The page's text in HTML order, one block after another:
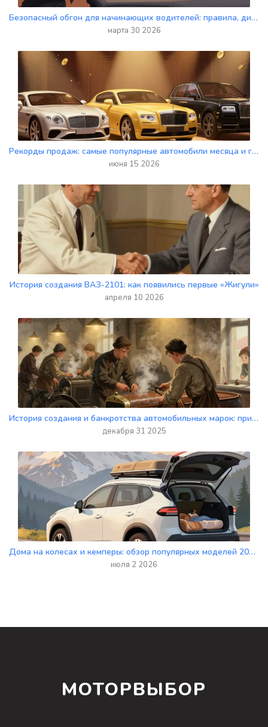
Безопасный обгон для начинающих водителей: правила, дистанция и тайминг
марта 30 2026
Рекорды продаж: самые популярные автомобили месяца и года в России
июня 15 2026
История создания ВАЗ-2101: как появились первые «Жигули»
апреля 10 2026
История создания и банкротства автомобильных марок: причины и уроки
декабря 31 2025
Дома на колесах и кемперы: обзор популярных моделей 2026 года
июля 2 2026
МОТОРВЫБОР